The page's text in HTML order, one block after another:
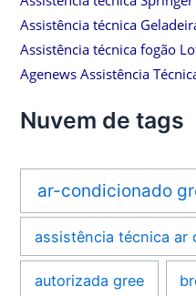
Assistência técnica
Assistência técnica fogão
Agenews Assistência
Nuvem de tags
ar-condicionado
assistência técnica ar
autorizada gree